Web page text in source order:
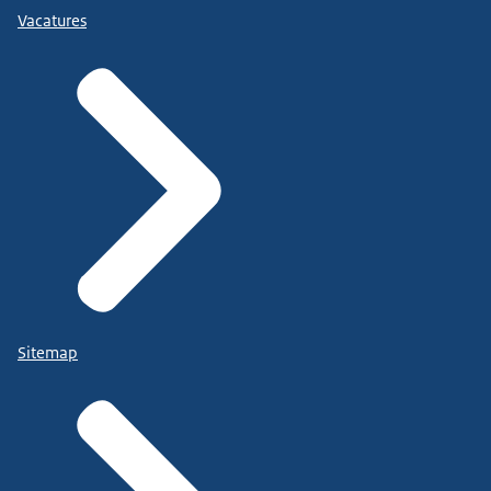
Vacatures
Sitemap